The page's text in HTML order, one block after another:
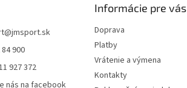
@jmsport.sk
900
927 372
nás na facebook
Informácie pre vás
Doprava
Platby
Vrátenie a výmena
Kontakty